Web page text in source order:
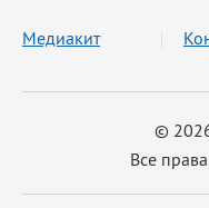
©
Все
Медиакит